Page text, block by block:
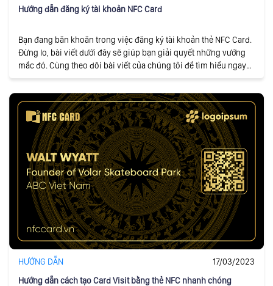
Hướng dẫn đăng ký tài khoản NFC Card
Bạn đang băn khoăn trong việc đăng ký tài khoản thẻ NFC Card.
Đừng lo, bài viết dưới đây sẽ giúp bạn giải quyết những vướng
mắc đó. Cùng theo dõi bài viết của chúng tôi để tìm hiểu ngay
nhé!
HƯỚNG DẪN
17/03/2023
Hướng dẫn cách tạo Card Visit bằng thẻ NFC nhanh chóng